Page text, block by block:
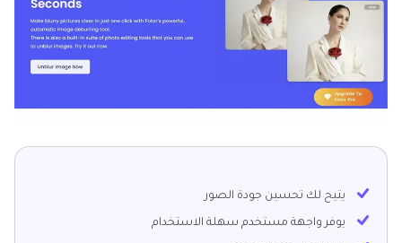
يتيح لك تحسين جودة الصور
يوفر واجهة مستخدم سهلة الاستخدام